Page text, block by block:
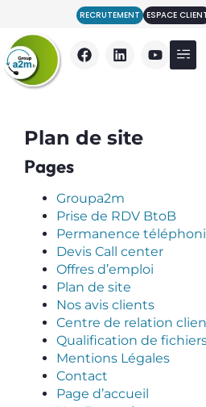
RECRUTEMENT ESPACE
Plan de site
Pages
Groupa2m
Prise de RDV BtoB
Permanence
Devis Call center
Offres d’emploi
Plan de site
Nos avis clients
Centre de relation
Qualification de
Mentions Légales
Contact
Page d’accueil